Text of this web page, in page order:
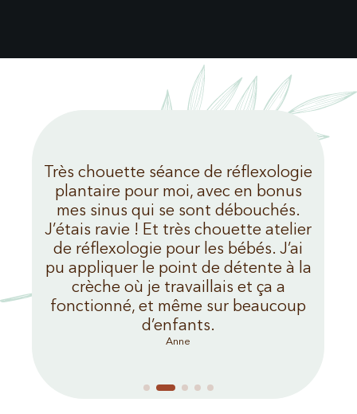
Très chouette séance de réflexologie
plantaire pour moi, avec en bonus
mes sinus qui se sont débouchés.
J’étais ravie ! Et très chouette atelier
de réflexologie pour les bébés. J’ai
pu appliquer le point de détente à la
crèche où je travaillais et ça a
fonctionné, et même sur beaucoup
d’enfants.
Anne